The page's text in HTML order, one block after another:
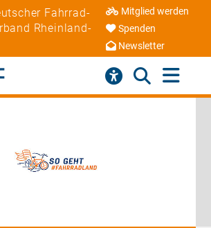
Fahrrad-
Rheinland-
Mitglied werden
Spenden
Newsletter